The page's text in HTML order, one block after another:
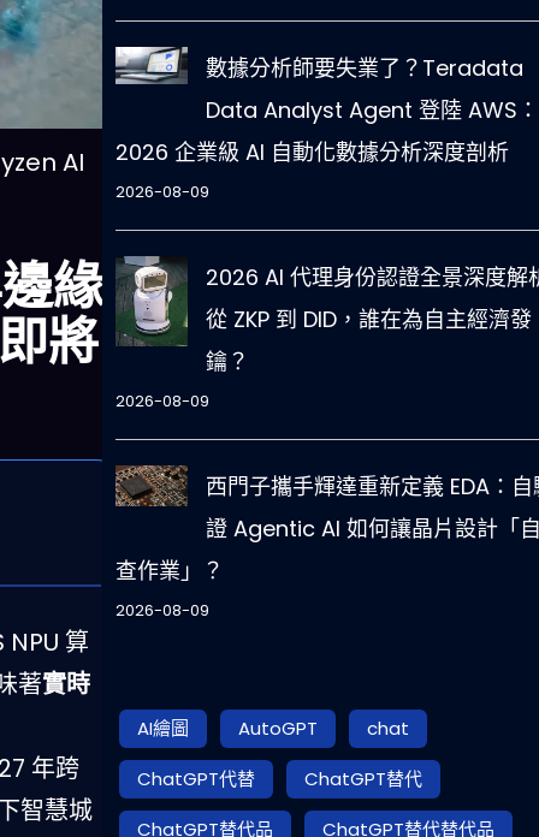
AI
緣
將
算
著實時
年跨
智慧城
數據分析師要失業了？Teradata
Data Analyst Agent 登陸 AWS：
2026 企業級 AI 自動化數據分析深度剖析
2026-08-09
2026 AI 代理身份認證全景深度解
從 ZKP 到 DID，誰在為自主經濟發
鑰？
2026-08-09
西門子攜手輝達重新定義 EDA：自
證 Agentic AI 如何讓晶片設計「
查作業」？
2026-08-09
AI繪圖 AutoGPT
chat
ChatGPT代替
ChatGPT替代
ChatGPT替代品
ChatGPT替代替代品